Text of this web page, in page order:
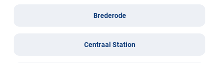
Brederode
Centraal Station